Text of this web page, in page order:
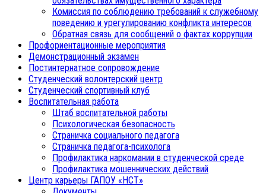
Комиссия по соблюдению требований к служебному
поведению и урегулированию конфликта интересов
Обратная связь для сообщений о фактах коррупции
Профориентационные мероприятия
Демонстрационный экзамен
Постинтернатное сопровождение
Студенческий волонтерский центр
Студенческий спортивный клуб
Воспитательная работа
Штаб воспитательной работы
Психологическая безопасность
Страничка социального педагога
Страничка педагога-психолога
Профилактика наркомании в студенческой среде
Профилактика мошеннических действий
Центр карьеры ГАПОУ «НСТ»